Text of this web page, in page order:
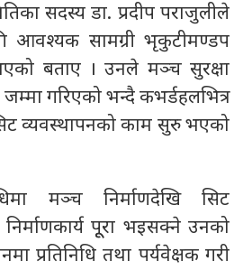
सदस्य डा. प्रदीप पराजुलीले
आवश्यक सामग्री भृकुटीमण्डप
बताए । उनले मञ्च सुरक्षा
जम्मा गरिएको भन्दै कभर्डहलभित्र
व्यवस्थापनको काम सुरु भएको
मञ्च निर्माणदेखि सिट
पूूरा भइसक्ने उनको
प्रतिनिधि तथा पर्यवेक्षक गरी